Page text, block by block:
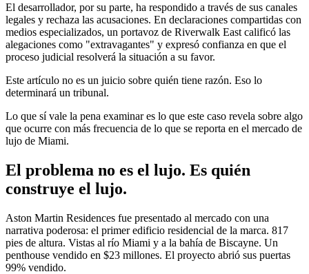
El desarrollador, por su parte, ha respondido a través de sus canales
legales y rechaza las acusaciones. En declaraciones compartidas con
medios especializados, un portavoz de Riverwalk East calificó las
alegaciones como "extravagantes" y expresó confianza en que el
proceso judicial resolverá la situación a su favor.
Este artículo no es un juicio sobre quién tiene razón. Eso lo
determinará un tribunal.
Lo que sí vale la pena examinar es lo que este caso revela sobre algo
que ocurre con más frecuencia de lo que se reporta en el mercado de
lujo de Miami.
El problema no es el lujo. Es quién
construye el lujo.
Aston Martin Residences fue presentado al mercado con una
narrativa poderosa: el primer edificio residencial de la marca. 817
pies de altura. Vistas al río Miami y a la bahía de Biscayne. Un
penthouse vendido en $23 millones. El proyecto abrió sus puertas
99% vendido.